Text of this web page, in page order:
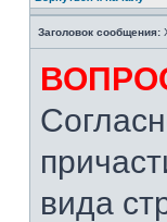
Заголовок сообщения:
вида